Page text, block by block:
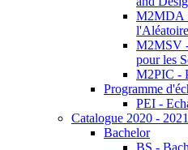
M2MDA
l'Aléatoire
M2MSV
pour les
M2PIC -
Programme
PEI -
Catalogue 2020 - 2021
Bachelor
BS -